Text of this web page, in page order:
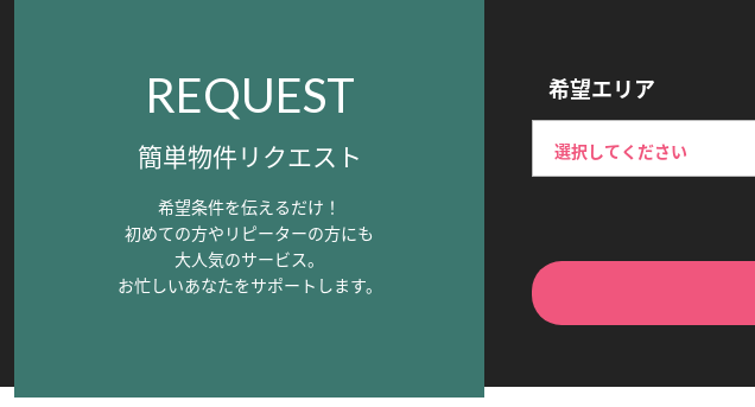
REQUEST
簡単物件リクエスト
希望条件を伝えるだけ！
初めての方やリピーターの方にも
大人気のサービス。
お忙しいあなたをサポートします。
希望エリア